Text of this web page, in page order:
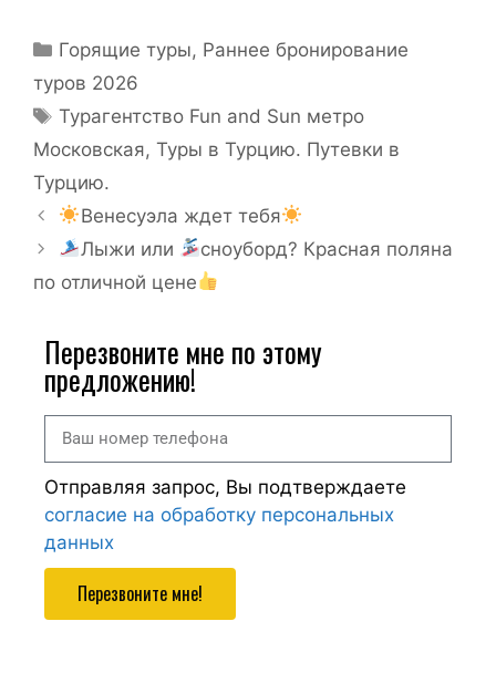
Горящие туры, Раннее бронирование
туров 2026
Турагентство Fun and Sun метро
Московская, Туры в Турцию. Путевки в
Турцию.
Венесуэла ждет тебя
Лыжи или
сноуборд? Красная поляна
по отличной цене
Перезвоните мне по этому
предложению!
Отправляя запрос, Вы подтверждаете
согласие на обработку персональных
данных
Перезвоните мне!